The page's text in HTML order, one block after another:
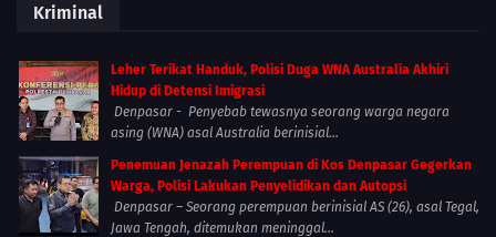
Kriminal
Leher Terikat Handuk, Polisi Duga WNA Australia Akhiri
Hidup di Detensi Imigrasi
Denpasar - Penyebab tewasnya seorang warga negara
asing (WNA) asal Australia berinisial...
Penemuan Jenazah Perempuan di Kos Denpasar Gegerkan
Warga, Polisi Lakukan Penyelidikan dan Autopsi
Denpasar – Seorang perempuan berinisial AS (26), asal Tegal,
Jawa Tengah, ditemukan meninggal...